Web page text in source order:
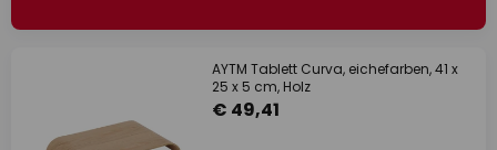
AYTM Tablett Curva, eichefarben, 41 x
25 x 5 cm, Holz
€ 49,41